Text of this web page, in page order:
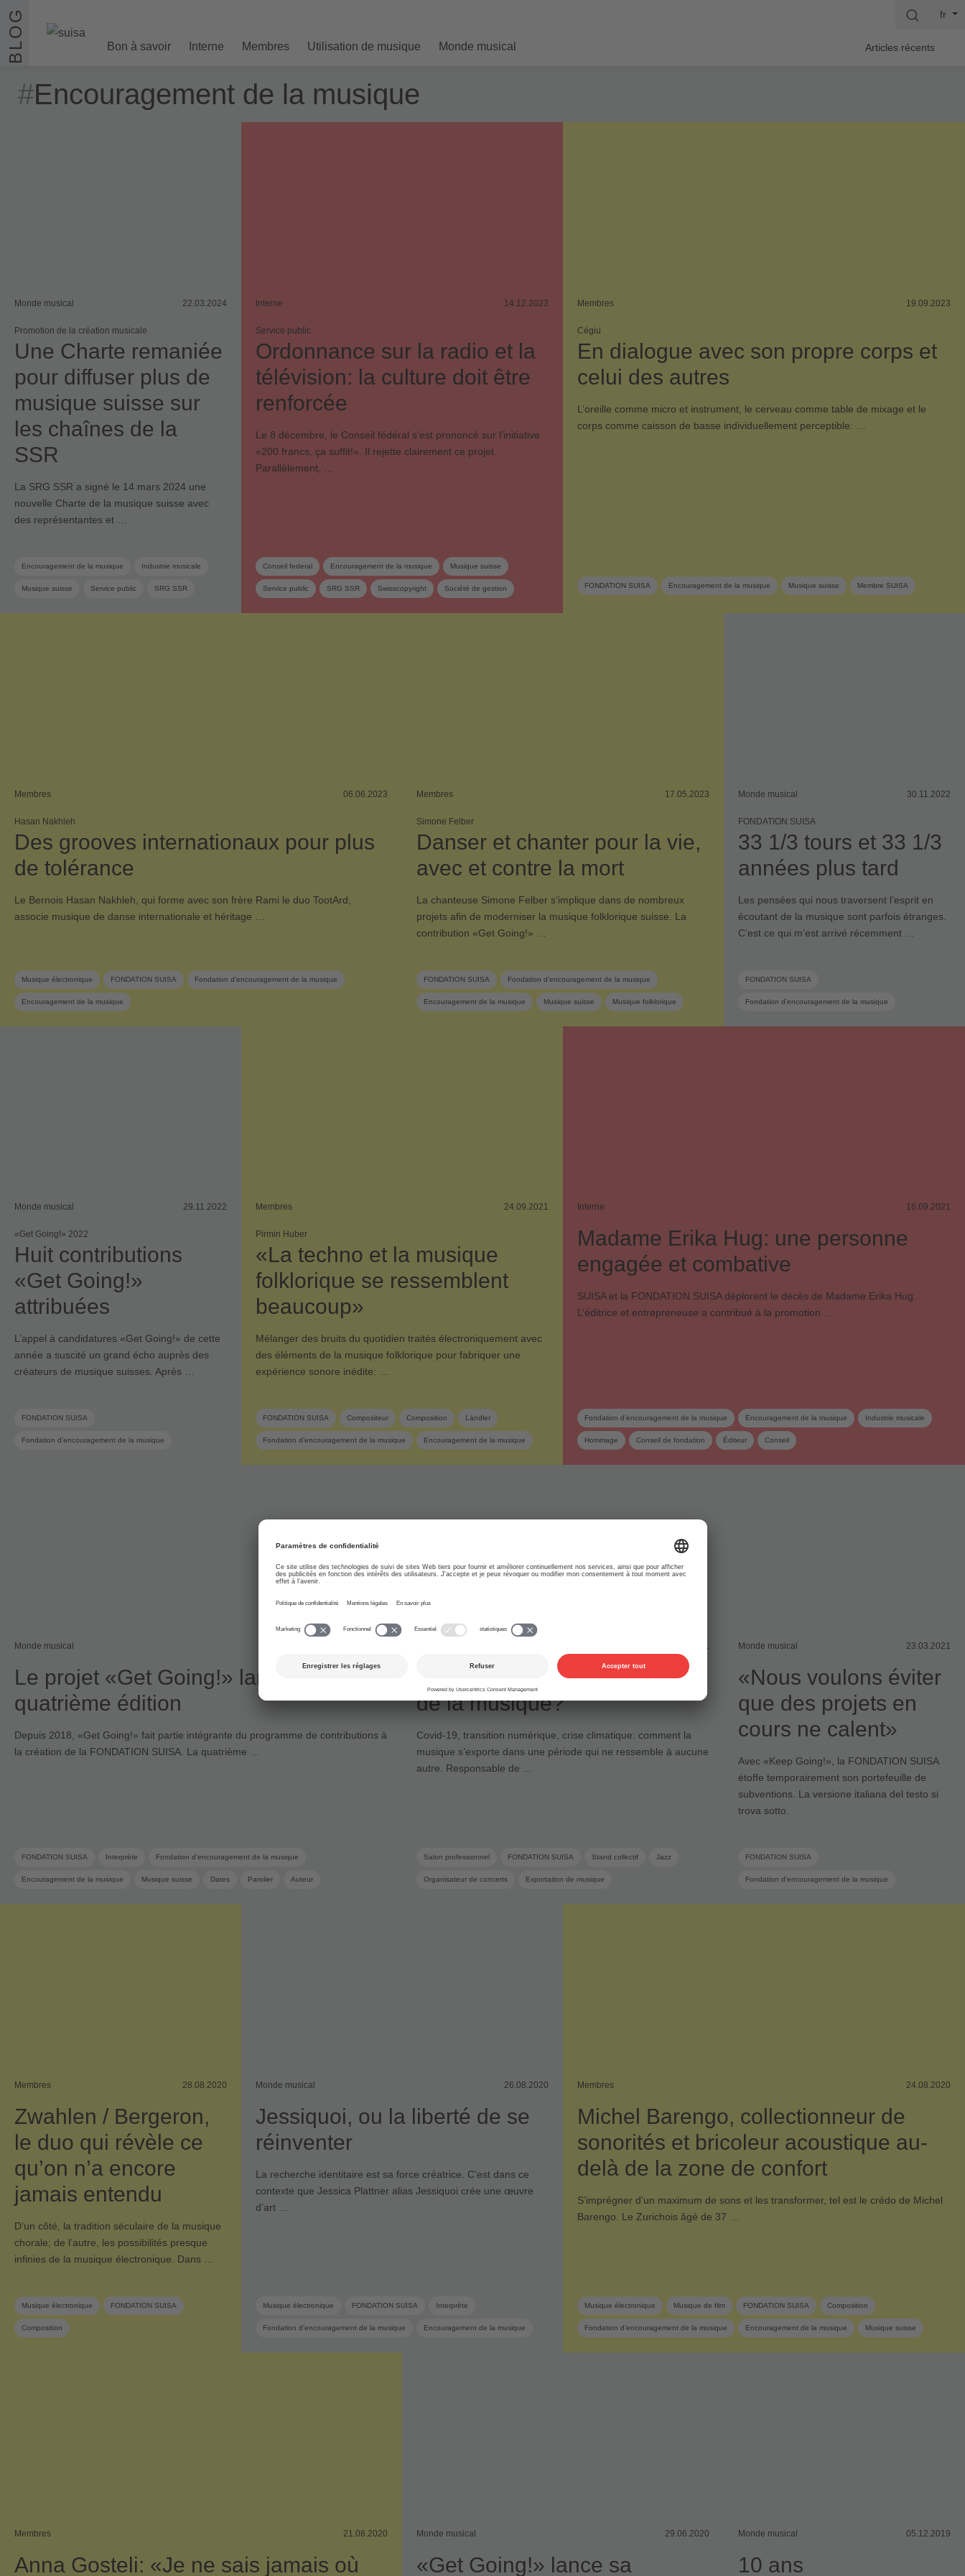
Aller au contenu
BLOG Bon à savoir Interne Membres Utilisation de musique Monde musical
fr
Articles récents
#Encouragement de la musique
Monde musical 22.03.2024
Promotion de la création musicale
Une Charte remaniée
pour diffuser plus de
musique suisse sur
les chaînes de la
SSR
La SRG SSR a signé le 14 mars 2024 une
nouvelle Charte de la musique suisse avec
des représentantes et …
Encouragement de la musique Industrie musicale
Musique suisse Service public SRG SSR
Interne 14.12.2023
Service public
Ordonnance sur la radio et la
télévision: la culture doit être
renforcée
Le 8 décembre, le Conseil fédéral sʼest prononcé sur lʼinitiative
«200 francs, ça suffit!». Il rejette clairement ce projet.
Parallèlement, …
Conseil federal Encouragement de la musique Musique suisse
Service public SRG SSR Swisscopyright Société de gestion
Membres 19.09.2023
Cégiu
En dialogue avec son propre corps et
celui des autres
L’oreille comme micro et instrument, le cerveau comme table de mixage et le
corps comme caisson de basse individuellement perceptible: …
FONDATION SUISA Encouragement de la musique Musique suisse Membre SUISA
Membres 06.06.2023
Hasan Nakhleh
Des grooves internationaux pour plus
de tolérance
Le Bernois Hasan Nakhleh, qui forme avec son frère Rami le duo TootArd,
associe musique de danse internationale et héritage …
Musique électronique FONDATION SUISA Fondation d’encouragement de la musique
Encouragement de la musique
Membres 17.05.2023
Simone Felber
Danser et chanter pour la vie,
avec et contre la mort
La chanteuse Simone Felber s’implique dans de nombreux
projets afin de moderniser la musique folklorique suisse. La
contribution «Get Going!» …
FONDATION SUISA Fondation d’encouragement de la musique
Encouragement de la musique Musique suisse Musique folklorique
Monde musical 30.11.2022
FONDATION SUISA
33 1/3 tours et 33 1/3
années plus tard
Les pensées qui nous traversent l’esprit en
écoutant de la musique sont parfois étranges.
C’est ce qui m’est arrivé récemment …
FONDATION SUISA
Fondation d’encouragement de la musique
Monde musical 29.11.2022
«Get Going!» 2022
Huit contributions
«Get Going!»
attribuées
L’appel à candidatures «Get Going!» de cette
année a suscité un grand écho auprès des
créateurs de musique suisses. Après …
FONDATION SUISA
Fondation d’encouragement de la musique
Membres 24.09.2021
Pirmin Huber
«La techno et la musique
folklorique se ressemblent
beaucoup»
Mélanger des bruits du quotidien traités électroniquement avec
des éléments de la musique folklorique pour fabriquer une
expérience sonore inédite: …
FONDATION SUISA Compositeur Composition Ländler
Fondation d’encouragement de la musique Encouragement de la musique
Interne 16.09.2021
Madame Erika Hug: une personne
engagée et combative
SUISA et la FONDATION SUISA déplorent le décès de Madame Erika Hug.
L’éditrice et entrepreneuse a contribué à la promotion …
Fondation d’encouragement de la musique Encouragement de la musique Industrie musicale
Hommage Conseil de fondation Éditeur Conseil
Monde musical
Le projet «Get Going!» lance sa
quatrième édition
Depuis 2018, «Get Going!» fait partie intégrante du programme de contributions à
la création de la FONDATION SUISA. La quatrième …
FONDATION SUISA Interprète Fondation d’encouragement de la musique
Encouragement de la musique Musique suisse Dates Parolier Auteur
07.06.2021
Quel avenir pour l’exportation
de la musique?
Covid-19, transition numérique, crise climatique: comment la
musique s’exporte dans une période qui ne ressemble à aucune
autre. Responsable de …
Salon professionnel FONDATION SUISA Stand collectif Jazz
Organisateur de concerts Exportation de musique
Monde musical 23.03.2021
«Nous voulons éviter
que des projets en
cours ne calent»
Avec «Keep Going!», la FONDATION SUISA
étoffe temporairement son portefeuille de
subventions. La versione italiana del testo si
trova sotto.
FONDATION SUISA
Fondation d’encouragement de la musique
Membres 28.08.2020
Zwahlen / Bergeron,
le duo qui révèle ce
qu’on n’a encore
jamais entendu
D’un côté, la tradition séculaire de la musique
chorale; de l’autre, les possibilités presque
infinies de la musique électronique. Dans …
Musique électronique FONDATION SUISA
Composition
Monde musical 26.08.2020
Jessiquoi, ou la liberté de se
réinventer
La recherche identitaire est sa force créatrice. C’est dans ce
contexte que Jessica Plattner alias Jessiquoi crée une œuvre
d’art …
Musique électronique FONDATION SUISA Interprète
Fondation d’encouragement de la musique Encouragement de la musique
Membres 24.08.2020
Michel Barengo, collectionneur de
sonorités et bricoleur acoustique au-
delà de la zone de confort
S’imprégner d’un maximum de sons et les transformer, tel est le crédo de Michel
Barengo. Le Zurichois âgé de 37 …
Musique électronique Musique de film FONDATION SUISA Composition
Fondation d’encouragement de la musique Encouragement de la musique Musique suisse
Membres 21.08.2020
Anna Gosteli: «Je ne sais jamais où
Monde musical 29.06.2020
«Get Going!» lance sa
Monde musical 05.12.2019
10 ans